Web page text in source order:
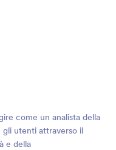
come un analista della
utenti attraverso il
e della